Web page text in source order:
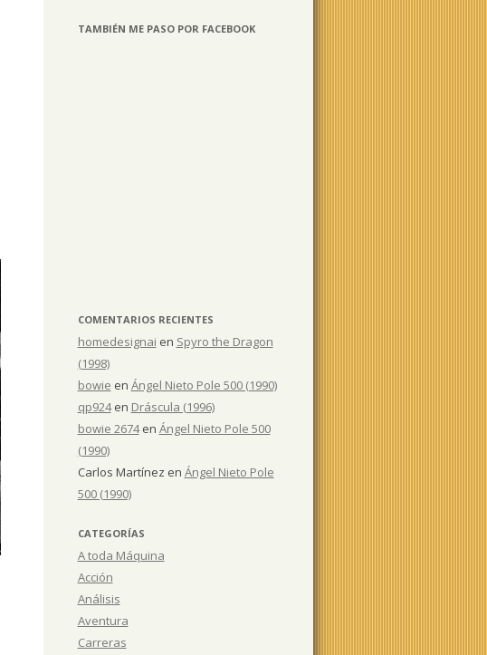
TAMBIÉN ME PASO POR FACEBOOK
COMENTARIOS RECIENTES
homedesignai en Spyro the Dragon
(1998)
bowie en Ángel Nieto Pole 500 (1990)
qp924en Dráscula (1996)
bowie 2674en Ángel Nieto Pole 500
(1990)
Carlos Martínez en Ángel Nieto Pole
500 (1990)
CATEGORÍAS
A toda Máquina
Acción
Análisis
Aventura
Carreras